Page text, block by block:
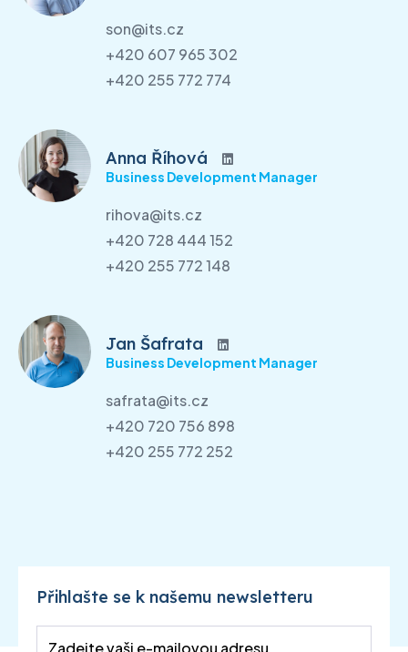
son@its.cz
+420 607 965 302
+420 255 772 774
Anna Říhová
Business Development Manager
rihova@its.cz
+420 728 444 152
+420 255 772 148
Jan Šafrata
Business Development Manager
safrata@its.cz
+420 720 756 898
+420 255 772 252
Přihlašte se k našemu newsletteru